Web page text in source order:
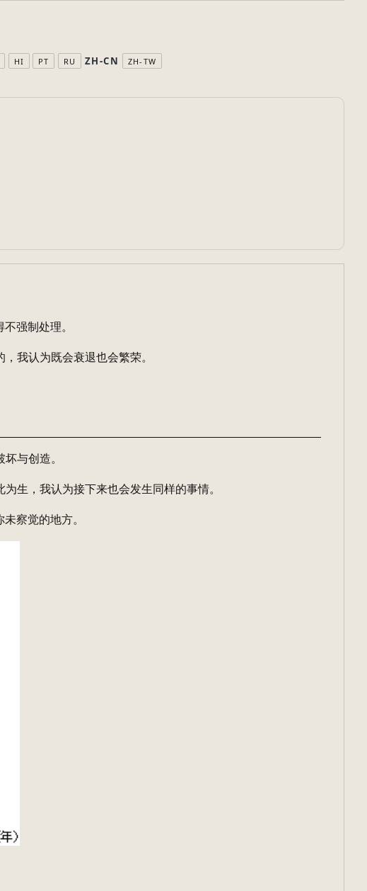
HI PT RU ZH-CN ZH-TW
强制处理。
我认为既会衰退也会繁荣。
与创造。
生，我认为接下来也会发生同样的事情。
察觉的地方。